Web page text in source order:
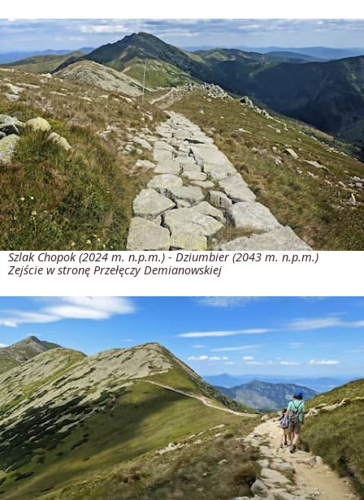
Szlak Chopok (2024 m. n.p.m.) - Dziumbier (2043 m. n.p.m.)
Zejście w stronę Przełęczy Demianowskiej